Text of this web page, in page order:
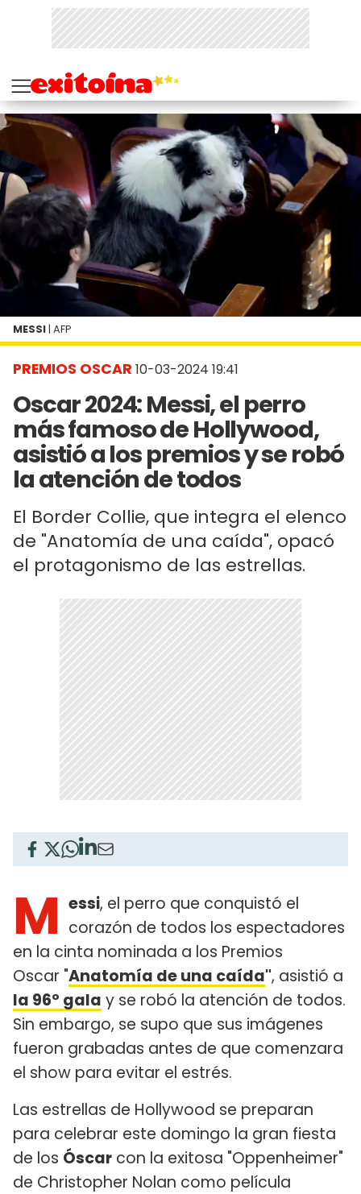
PREMIOS OSCAR 10-03-2024 19:41
Oscar 2024: Messi, el perro
más famoso de Hollywood,
asistió a los premios y se robó
la atención de todos
El Border Collie, que integra el elenco
de "Anatomía de una caída", opacó
el protagonismo de las estrellas.
MESSI | AFP
M essi, el perro que conquistó el
corazón de todos los espectadores
en la cinta nominada a los Premios
Oscar "Anatomía de una caída", asistió a
la 96º gala y se robó la atención de todos.
Sin embargo, se supo que sus imágenes
fueron grabadas antes de que comenzara
el show para evitar el estrés.
Las estrellas de Hollywood se preparan
para celebrar este domingo la gran fiesta
de los Óscar con la exitosa "Oppenheimer"
de Christopher Nolan como película